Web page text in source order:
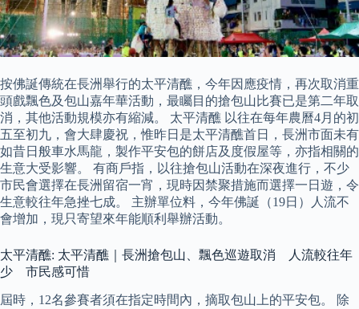
按佛誕傳統在長洲舉行的太平清醮，今年因應疫情，再次取消重
頭戲飄色及包山嘉年華活動，最矚目的搶包山比賽已是第二年取
消，其他活動規模亦有縮減。 太平清醮 以往在每年農曆4月的初
五至初九，會大肆慶祝，惟昨日是太平清醮首日，長洲市面未有
如昔日般車水馬龍，製作平安包的餅店及度假屋等，亦指相關的
生意大受影響。 有商戶指，以往搶包山活動在深夜進行，不少
市民會選擇在長洲留宿一宵，現時因禁聚措施而選擇一日遊，令
生意較往年急挫七成。 主辦單位料，今年佛誕（19日）人流不
會增加，現只寄望來年能順利舉辦活動。
太平清醮: 太平清醮｜長洲搶包山、飄色巡遊取消 人流較往年
少 市民感可惜
屆時，12名參賽者須在指定時間內，摘取包山上的平安包。 除